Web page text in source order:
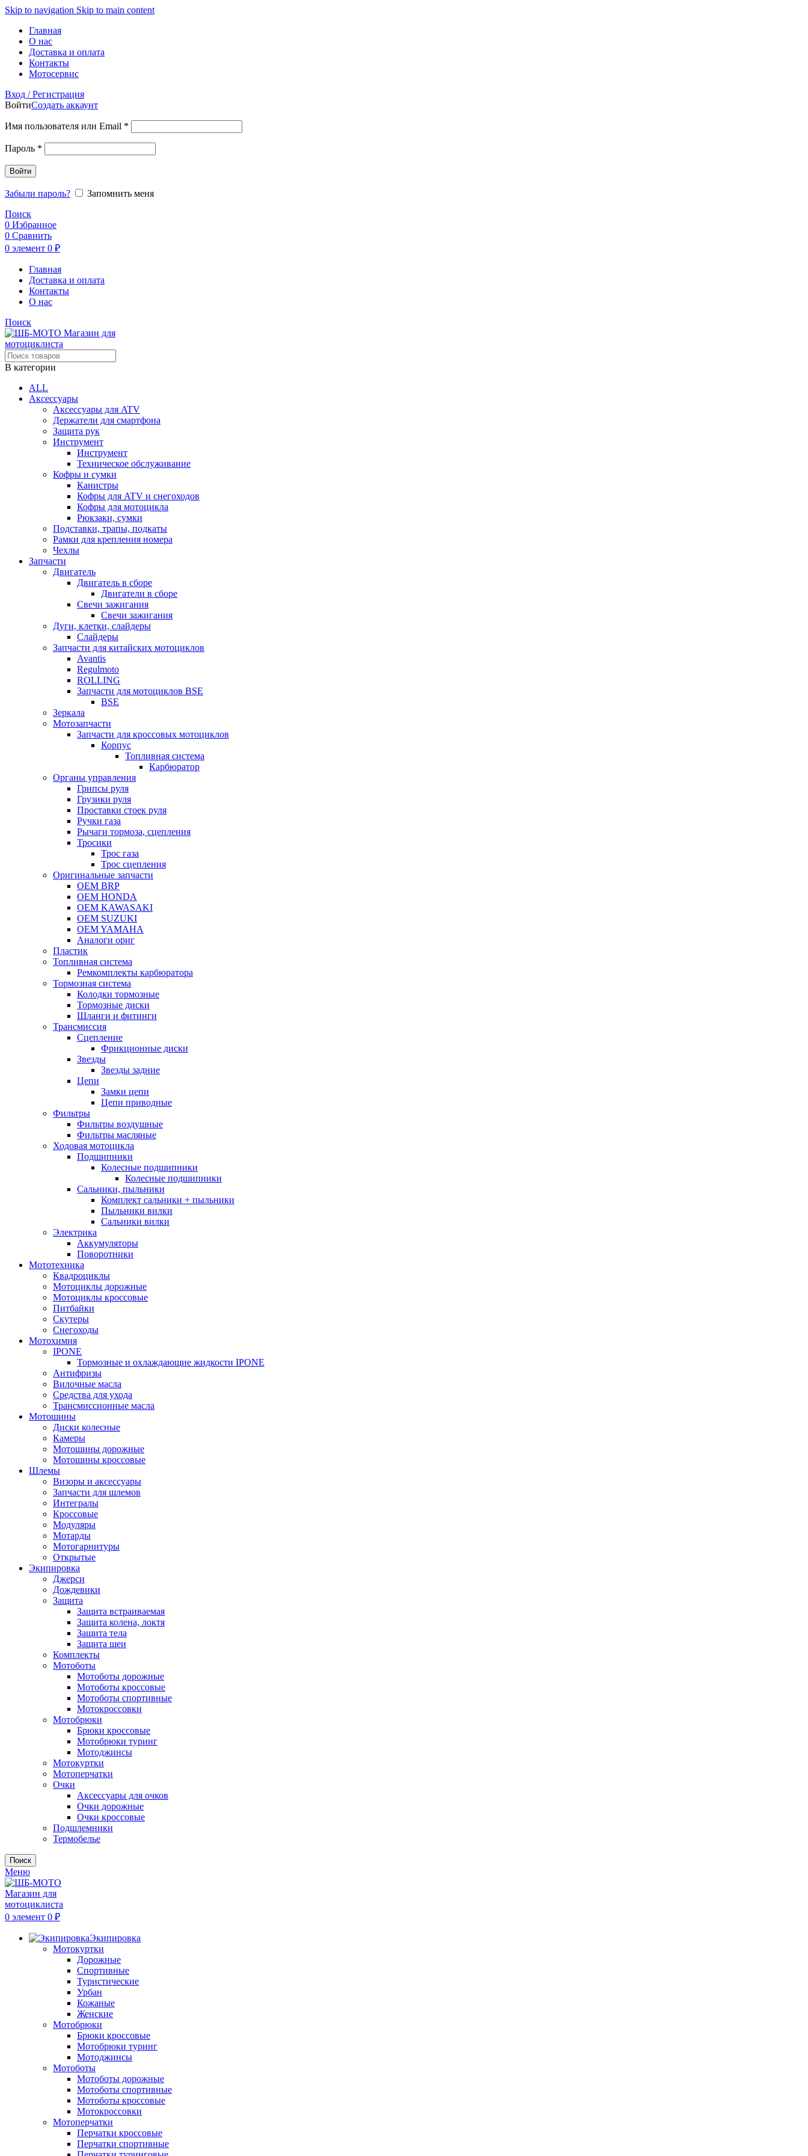
Skip to navigation Skip to main content
Главная
О нас
Доставка и оплата
Контакты
Мотосервис
Вход / Регистрация
ВойтиСоздать аккаунт
Имя пользователя или Email *
Пароль *
Войти
Забыли пароль?
Запомнить меня
Поиск
0 Избранное
0 Сравнить
0 элемент 0 ₽
Главная
Доставка и оплата
Контакты
О нас
Поиск
В категории
ALL
Аксессуары
Аксессуары для ATV
Держатели для смартфона
Защита рук
Инструмент
Инструмент
Техническое обслуживание
Кофры и сумки
Канистры
Кофры для ATV и снегоходов
Кофры для мотоцикла
Рюкзаки, сумки
Подставки, трапы, подкаты
Рамки для крепления номера
Чехлы
Запчасти
Двигатель
Двигатель в сборе
Двигатели в сборе
Свечи зажигания
Свечи зажигания
Дуги, клетки, слайдеры
Слайдеры
Запчасти для китайских мотоциклов
Avantis
Regulmoto
ROLLING
Запчасти для мотоциклов BSE
BSE
Зеркала
Мотозапчасти
Запчасти для кроссовых мотоциклов
Корпус
Топливная система
Карбюратор
Органы управления
Грипсы руля
Грузики руля
Проставки стоек руля
Ручки газа
Рычаги тормоза, сцепления
Тросики
Трос газа
Трос сцепления
Оригинальные запчасти
OEM BRP
OEM HONDA
OEM KAWASAKI
OEM SUZUKI
OEM YAMAHA
Аналоги ориг
Пластик
Топливная система
Ремкомплекты карбюратора
Тормозная система
Колодки тормозные
Тормозные диски
Шланги и фитинги
Трансмиссия
Cцепление
Фрикционные диски
Звезды
Звезды задние
Цепи
Замки цепи
Цепи приводные
Фильтры
Фильтры воздушные
Фильтры масляные
Ходовая мотоцикла
Подшипники
Колесные подшипники
Колесные подшипники
Сальники, пыльники
Комплект сальники + пыльники
Пыльники вилки
Сальники вилки
Электрика
Аккумуляторы
Поворотники
Мототехника
Квадроциклы
Мотоциклы дорожные
Мотоциклы кроссовые
Питбайки
Скутеры
Снегоходы
Мотохимия
IPONE
Тормозные и охлаждающие жидкости IPONE
Антифризы
Вилочные масла
Средства для ухода
Трансмиссионные масла
Мотошины
Диски колесные
Камеры
Мотошины дорожные
Мотошины кроссовые
Шлемы
Визоры и аксессуары
Запчасти для шлемов
Интегралы
Кроссовые
Модуляры
Мотарды
Мотогарнитуры
Открытые
Экипировка
Джерси
Дождевики
Защита
Защита встраиваемая
Защита колена, локтя
Защита тела
Защита шеи
Комплекты
Мотоботы
Мотоботы дорожные
Мотоботы кроссовые
Мотоботы спортивные
Мотокроссовки
Мотобрюки
Брюки кроссовые
Мотобрюки туринг
Мотоджинсы
Мотокуртки
Мотоперчатки
Очки
Аксессуары для очков
Очки дорожные
Очки кроссовые
Подшлемники
Термобелье
Поиск
Меню
0 элемент 0 ₽
Экипировка
Мотокуртки
Дорожные
Спортивные
Туристические
Урбан
Кожаные
Женские
Мотобрюки
Брюки кроссовые
Мотобрюки туринг
Мотоджинсы
Мотоботы
Мотоботы дорожные
Мотоботы спортивные
Мотоботы кроссовые
Мотокроссовки
Мотоперчатки
Перчатки кроссовые
Перчатки спортивные